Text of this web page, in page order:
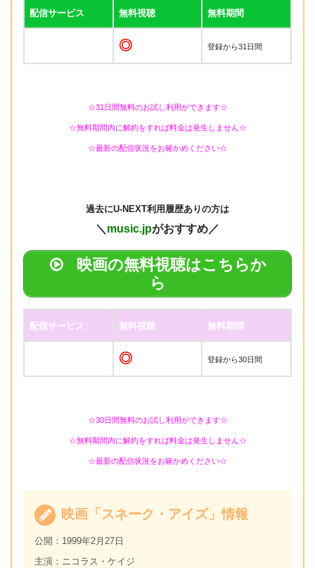
配信サービス 無料視聴 無料期間
◎ 登録から31日間
☆31日間無料のお試し利用ができます☆
☆無料期間内に解約をすれば料金は発生しません☆
☆最新の配信状況をお確かめください☆
過去にU-NEXT利用履歴ありの方は
＼ music.jpがおすすめ／
映画の無料視聴はこちらか
ら
配信サービス 無料視聴 無料期間
◎ 登録から30日間
☆30日間無料のお試し利用ができます☆
☆無料期間内に解約をすれば料金は発生しません☆
☆最新の配信状況をお確かめください☆
映画「スネーク・アイズ」情報
公開：1999年2月27日
主演：ニコラス・ケイジ